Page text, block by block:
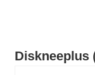
Diskneeplus